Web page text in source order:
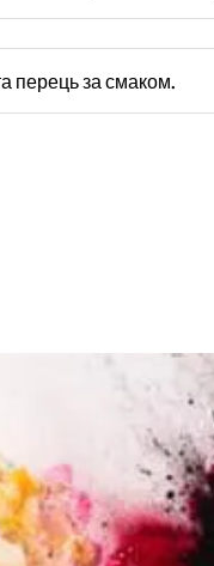
перець за смаком.